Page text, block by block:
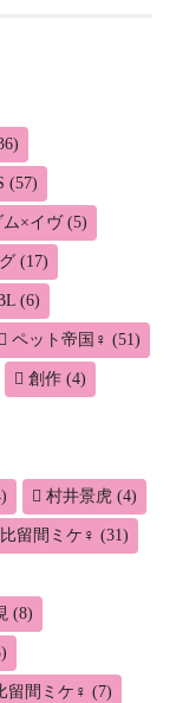
(57)
ム×イヴ(5)
(17)
(6)
ペット帝国♀ (51)
創作 (4)
村井景虎 (4)
留間ミケ♀ (31)
(8)
留間ミケ♀ (7)